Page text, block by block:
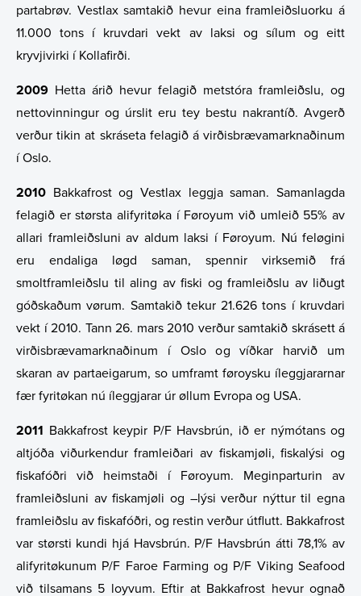
partabrøv. Vestlax samtakið hevur eina framleiðsluorku á
11.000 tons í kruvdari vekt av laksi og sílum og eitt
kryvjivirki í Kollafirði.
2009 Hetta árið hevur felagið metstóra framleiðslu, og
nettovinningur og úrslit eru tey bestu nakrantíð. Avgerð
verður tikin at skráseta felagið á virðisbrævamarknaðinum
í Oslo.
2010 Bakkafrost og Vestlax leggja saman. Samanlagda
felagið er størsta alifyritøka í Føroyum við umleið 55% av
allari framleiðsluni av aldum laksi í Føroyum. Nú feløgini
eru endaliga løgd saman, spennir virksemið frá
smoltframleiðslu til aling av fiski og framleiðslu av liðugt
góðskaðum vørum. Samtakið tekur 21.626 tons í kruvdari
vekt í 2010. Tann 26. mars 2010 verður samtakið skrásett á
virðisbrævamarknaðinum í Oslo og víðkar harvið um
skaran av partaeigarum, so umframt føroysku íleggjararnar
fær fyritøkan nú íleggjarar úr øllum Evropa og USA.
2011 Bakkafrost keypir P/F Havsbrún, ið er nýmótans og
altjóða viðurkendur framleiðari av fiskamjøli, fiskalýsi og
fiskafóðri við heimstaði í Føroyum. Meginparturin av
framleiðsluni av fiskamjøli og –lýsi verður nýttur til egna
framleiðslu av fiskafóðri, og restin verður útflutt. Bakkafrost
var størsti kundi hjá Havsbrún. P/F Havsbrún átti 78,1% av
alifyritøkunum P/F Faroe Farming og P/F Viking Seafood
við tilsamans 5 loyvum. Eftir at Bakkafrost hevur ognað